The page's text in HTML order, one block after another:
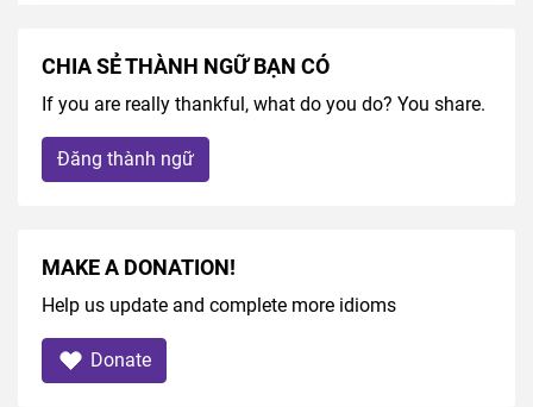
CHIA SẺ THÀNH NGỮ BẠN CÓ
If you are really thankful, what do you do? You share.
Đăng thành ngữ
MAKE A DONATION!
Help us update and complete more idioms
Donate